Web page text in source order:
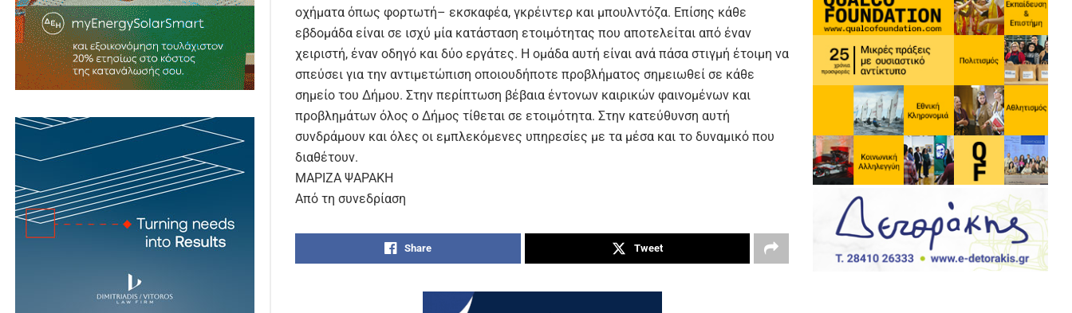
οχήματα όπως φορτωτή– εκσκαφέα, γκρέιντερ και μπουλντόζα. Επίσης κάθε
εβδομάδα είναι σε ισχύ μία κατάσταση ετοιμότητας που αποτελείται από έναν
χειριστή, έναν οδηγό και δύο εργάτες. Η ομάδα αυτή είναι ανά πάσα στιγμή έτοιμη να
σπεύσει για την αντιμετώπιση οποιουδήποτε προβλήματος σημειωθεί σε κάθε
σημείο του Δήμου. Στην περίπτωση βέβαια έντονων καιρικών φαινομένων και
προβλημάτων όλος ο Δήμος τίθεται σε ετοιμότητα. Στην κατεύθυνση αυτή
συνδράμουν και όλες οι εμπλεκόμενες υπηρεσίες με τα μέσα και το δυναμικό που
διαθέτουν.
ΜΑΡΙΖΑ ΨΑΡΑΚΗ
Από τη συνεδρίαση
Share Tweet